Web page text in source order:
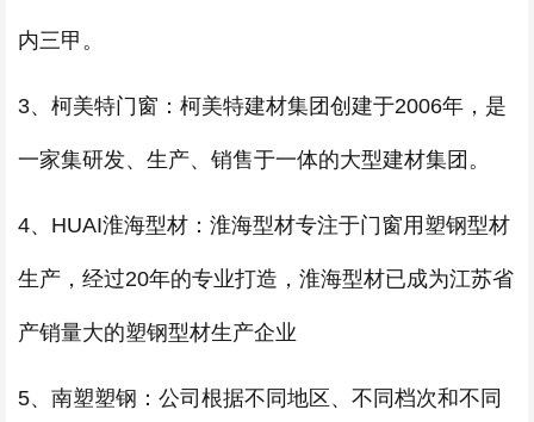
内三甲。
3、柯美特门窗：柯美特建材集团创建于2006年，是
一家集研发、生产、销售于一体的大型建材集团。
4、HUAI淮海型材：淮海型材专注于门窗用塑钢型材
生产，经过20年的专业打造，淮海型材已成为江苏省
产销量大的塑钢型材生产企业
5、南塑塑钢：公司根据不同地区、不同档次和不同